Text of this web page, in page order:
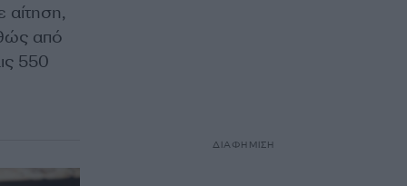
αίτηση,
από
550
ΔΙΑΦΗΜΙΣΗ